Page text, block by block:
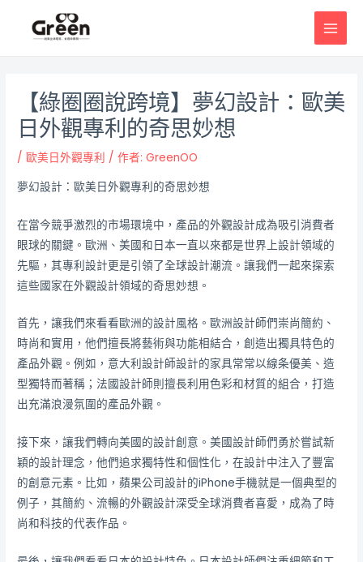
【綠圈圈說跨境】夢幻設計：歐美
日外觀專利的奇思妙想
/歐美日外觀專利 / 作者:GreenOO
夢幻設計：歐美日外觀專利的奇思妙想
在當今競爭激烈的市場環境中，產品的外觀設計成為吸引消費者
眼球的關鍵。歐洲、美國和日本一直以來都是世界上設計領域的
先驅，其專利設計更是引領了全球設計潮流。讓我們一起來探索
這些國家在外觀設計領域的奇思妙想。
首先，讓我們來看看歐洲的設計風格。歐洲設計師們崇尚簡約、
時尚和實用，他們擅長將藝術與功能相結合，創造出獨具特色的
產品外觀。例如，意大利設計師設計的家具常常以線条優美、造
型獨特而著稱；法國設計師則擅長利用色彩和材質的組合，打造
出充滿浪漫氛圍的產品外觀。
接下來，讓我們轉向美國的設計創意。美國設計師們勇於嘗試新
穎的設計理念，他們追求獨特性和個性化，在設計中注入了豐富
的創意元素。比如，蘋果公司設計的iPhone手機就是一個典型的
例子，其簡約、流暢的外觀設計深受全球消費者喜愛，成為了時
尚和科技的代表作品。